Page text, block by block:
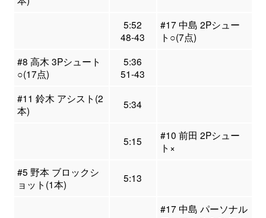
5:52
48-43
#17 中島 2Pシュー
ト○(7点)
#8 高木 3Pシュート
○(17点)
5:36
51-43
#11 鈴木 アシスト(2
本)
5:34
5:15
#10 前田 2Pシュー
ト×
#5 野本 ブロックシ
ョット(1本)
5:13
#17 中島 パーソナル